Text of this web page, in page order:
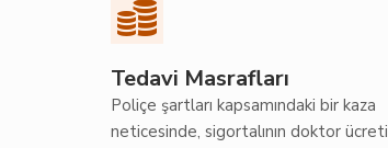
Tedavi Masrafları
Poliçe şartları kapsamındaki bir kaza
neticesinde, sigortalının doktor ücreti